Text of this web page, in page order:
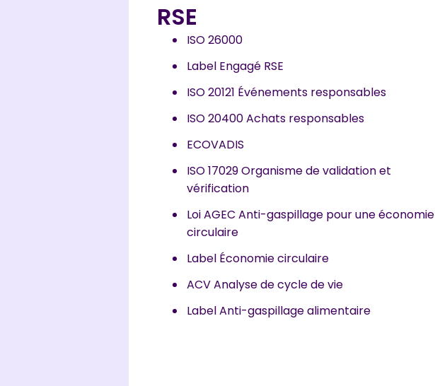
RSE
ISO 26000
Label Engagé RSE
ISO 20121 Événements responsables
ISO 20400 Achats responsables
ECOVADIS
ISO 17029 Organisme de validation et
vérification
Loi AGEC Anti-gaspillage pour une économie
circulaire
Label Économie circulaire
ACV Analyse de cycle de vie
Label Anti-gaspillage alimentaire